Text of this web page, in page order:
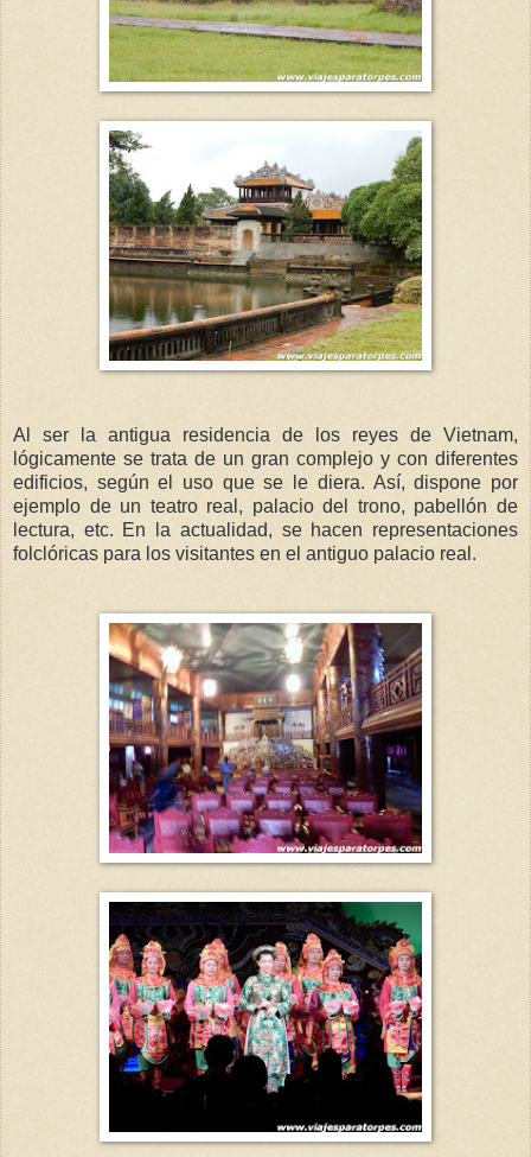
Al ser la antigua residencia de los reyes de Vietnam,
lógicamente se trata de un gran complejo y con diferentes
edificios, según el uso que se le diera. Así, dispone por
ejemplo de un teatro real, palacio del trono, pabellón de
lectura, etc. En la actualidad, se hacen representaciones
folclóricas para los visitantes en el antiguo palacio real.